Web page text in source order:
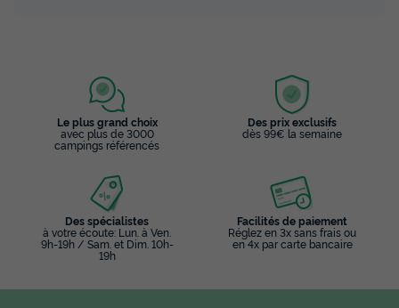
Le plus grand choix
avec plus de 3000
campings référencés
Des prix exclusifs
dès 99€ la semaine
Des spécialistes
à votre écoute: Lun. à Ven.
9h-19h / Sam. et Dim. 10h-
19h
Facilités de paiement
Réglez en 3x sans frais ou
en 4x par carte bancaire